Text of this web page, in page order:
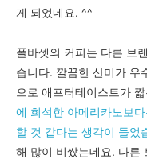
게 되었네요. ^^
폴바셋의 커피는 다른 브
습니다. 깔끔한 산미가 우
으로 애프터테이스트가
에 희석한 아메리카노보
할 것 같다는 생각이 들었
해 많이 비쌌는데요. 다른